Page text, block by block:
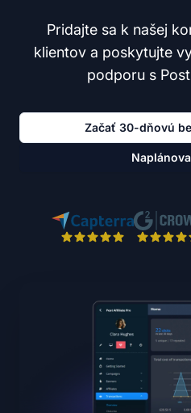
Pridajte sa k našej
klientov a poskytujte
podporu s
Začať 30-dňovú